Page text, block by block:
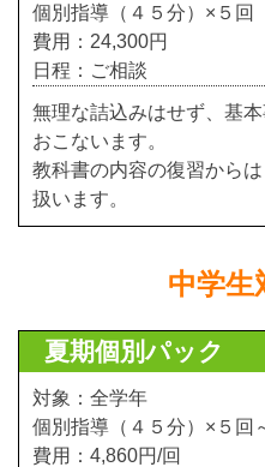
個別指導（４５分）×５回
費用：24,300円
日程：ご相談
無理な詰込みはせず、基
おこないます。
教科書の内容の復習から
扱います。
中学生
夏期個別パック
対象：全学年
個別指導（４５分）×５回
費用：4,860円/回